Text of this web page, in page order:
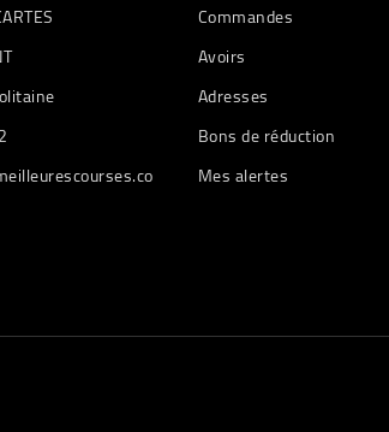
Commandes
Avoirs
Adresses
Bons de réduction
Mes alertes